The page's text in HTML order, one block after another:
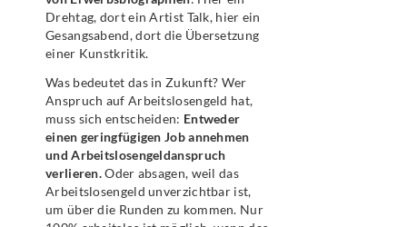
Drehtag, dort ein Artist Talk, hier ein
Gesangsabend, dort die Übersetzung
einer Kunstkritik.
Was bedeutet das in Zukunft? Wer
Anspruch auf Arbeitslosengeld hat,
muss sich entscheiden: Entweder
einen geringfügigen Job annehmen
und Arbeitslosengeldanspruch
verlieren.Oder absagen, weil das
Arbeitslosengeld unverzichtbar ist,
um über die Runden zu kommen. Nur